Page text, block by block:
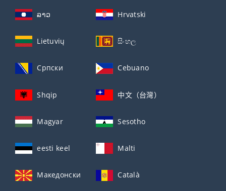
ລາວ Hrvatski
Lietuvių සිංහල
Српски Cebuano
Shqip 中文（台灣）
Magyar Sesotho
eesti keel Malti
Македонски Català